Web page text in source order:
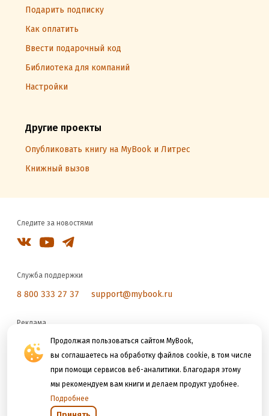
Продолжая пользоваться сайтом MyBook,
вы соглашаетесь на обработку файлов cookie, в том числе
при помощи сервисов веб-аналитики. Благодаря этому
мы рекомендуем вам книги и делаем продукт удобнее.
Подробнее
Подарить подписку
Как оплатить
Ввести подарочный код
Библиотека для компаний
Настройки
Другие проекты
Опубликовать книгу на MyBook и Литрес
Книжный вызов
Следите за новостями
Служба поддержки
8 800 333 27 37 support@mybook.ru
Реклама
reklama@litres.ru
Мы принимаем к оплате